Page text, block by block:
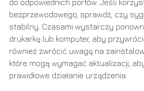
do odpowiednich portów. Jeśli
bezprzewodowego, sprawdź, czy
stabilny. Czasami wystarczy
drukarkę lub komputer, aby
również zwrócić uwagę na
które mogą wymagać aktualizacji,
prawidłowe działanie urządzenia.